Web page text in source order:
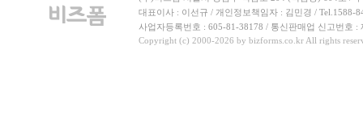
대표이사 : 이선규 / 개인정보책임자 : 김민경 / Tel.1588-
사업자등록번호 : 605-81-38178 / 통신판매업 신고번호 :
Copyright (c) 2000-2026 by bizforms.co.kr All rights